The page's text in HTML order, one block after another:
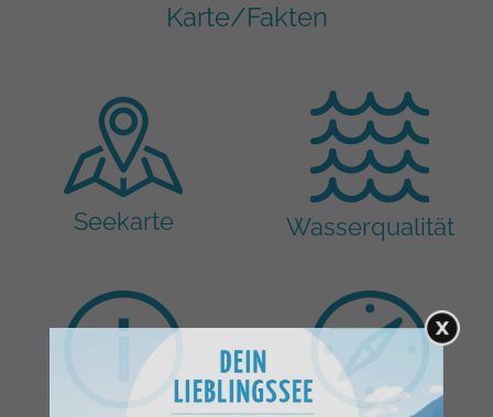
Karte/Fakten
Seekarte Wasserqualität